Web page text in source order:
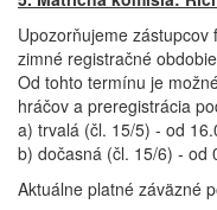
Upozorňujeme
zimné registračné
Od tohto termínu je
hráčov a preregistrácia
a) trvalá (čl. 15/5) - od
b) dočasná (čl. 15/6) - od
Aktuálne platné záväzné